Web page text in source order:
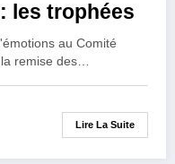
les trophées
au Comité
la remise des…
Lire La Suite